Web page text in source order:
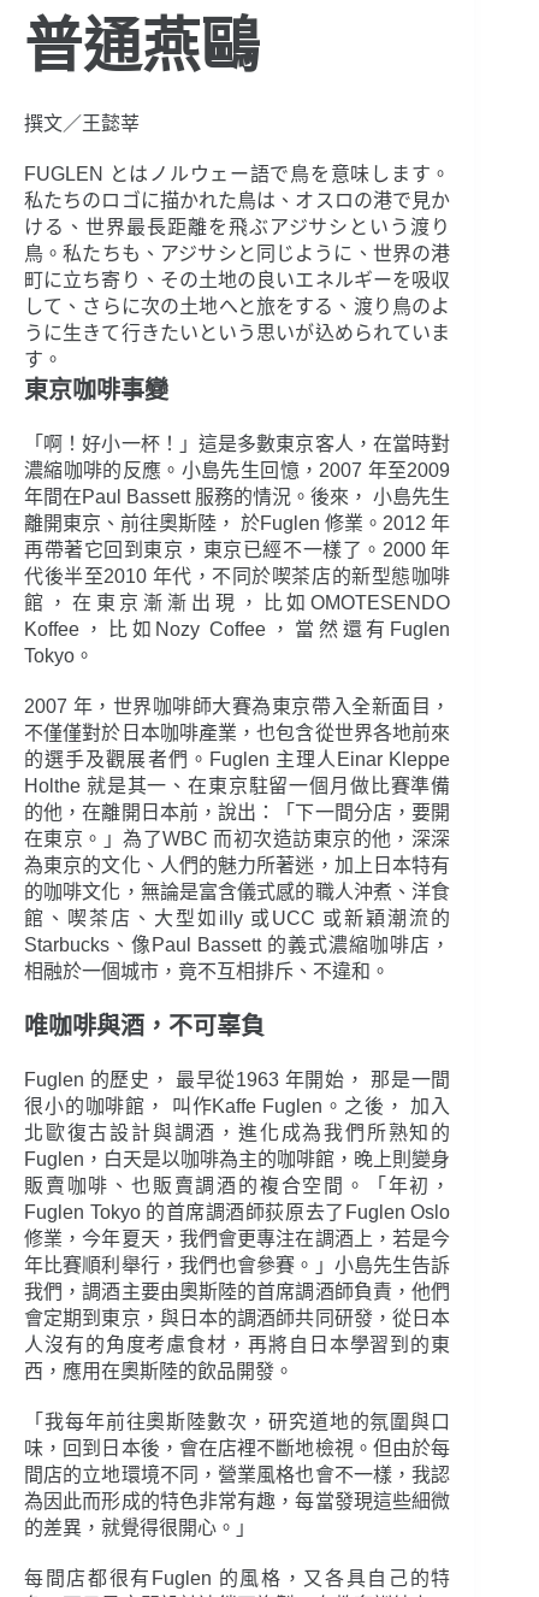
普通燕鷗
撰文／王懿莘
FUGLEN とはノルウェー語で鳥を意味します。
私たちのロゴに描かれた鳥は、オスロの港で見か
ける、世界最長距離を飛ぶアジサシという渡り
鳥。私たちも、アジサシと同じように、世界の港
町に立ち寄り、その土地の良いエネルギーを吸収
して、さらに次の土地へと旅をする、渡り鳥のよ
うに生きて行きたいという思いが込められていま
す。
東京咖啡事變
「啊！好小一杯！」這是多數東京客人，在當時對
濃縮咖啡的反應。小島先生回憶，2007 年至2009
年間在Paul Bassett 服務的情況。後來， 小島先生
離開東京、前往奧斯陸， 於Fuglen 修業。2012 年
再帶著它回到東京，東京已經不一樣了。2000 年
代後半至2010 年代，不同於喫茶店的新型態咖啡
館，在東京漸漸出現，比如OMOTESENDO
Koffee，比如Nozy Coffee，當然還有Fuglen
Tokyo。
2007 年，世界咖啡師大賽為東京帶入全新面目，
不僅僅對於日本咖啡產業，也包含從世界各地前來
的選手及觀展者們。Fuglen 主理人Einar Kleppe
Holthe 就是其一、在東京駐留一個月做比賽準備
的他，在離開日本前，說出：「下一間分店，要開
在東京。」為了WBC 而初次造訪東京的他，深深
為東京的文化、人們的魅力所著迷，加上日本特有
的咖啡文化，無論是富含儀式感的職人沖煮、洋食
館、喫茶店、大型如illy 或UCC 或新穎潮流的
Starbucks、像Paul Bassett 的義式濃縮咖啡店，
相融於一個城市，竟不互相排斥、不違和。
唯咖啡與酒，不可辜負
Fuglen 的歷史， 最早從1963 年開始， 那是一間
很小的咖啡館， 叫作Kaffe Fuglen。之後， 加入
北歐復古設計與調酒，進化成為我們所熟知的
Fuglen，白天是以咖啡為主的咖啡館，晚上則變身
販賣咖啡、也販賣調酒的複合空間。「年初，
Fuglen Tokyo 的首席調酒師荻原去了Fuglen Oslo
修業，今年夏天，我們會更專注在調酒上，若是今
年比賽順利舉行，我們也會參賽。」小島先生告訴
我們，調酒主要由奧斯陸的首席調酒師負責，他們
會定期到東京，與日本的調酒師共同研發，從日本
人沒有的角度考慮食材，再將自日本學習到的東
西，應用在奧斯陸的飲品開發。
「我每年前往奧斯陸數次，研究道地的氛圍與口
味，回到日本後，會在店裡不斷地檢視。但由於每
間店的立地環境不同，營業風格也會不一樣，我認
為因此而形成的特色非常有趣，每當發現這些細微
的差異，就覺得很開心。」
每間店都很有Fuglen 的風格，又各具自己的特